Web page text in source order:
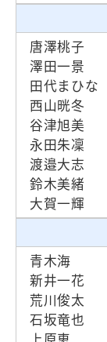
唐澤桃子
澤田一景
田代まひな
西山晄冬
谷津旭美
永田朱凜
渡邉大志
鈴木美緒
大賀一輝
青木海
新井一花
荒川俊太
石坂竜也